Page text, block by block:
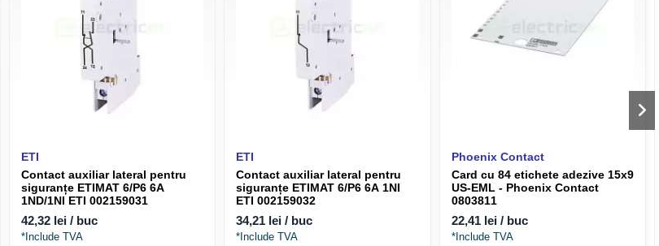
ETI
Contact auxiliar lateral pentru
siguranțe ETIMAT 6/P6 6A
1ND/1NI ETI 002159031
42,32 lei / buc
*Include TVA
ETI
Contact auxiliar lateral pentru
siguranțe ETIMAT 6/P6 6A 1NI
ETI 002159032
34,21 lei / buc
*Include TVA
Phoenix Contact
Card cu 84 etichete adezive 15x9
US-EML - Phoenix Contact
0803811
22,41 lei / buc
*Include TVA